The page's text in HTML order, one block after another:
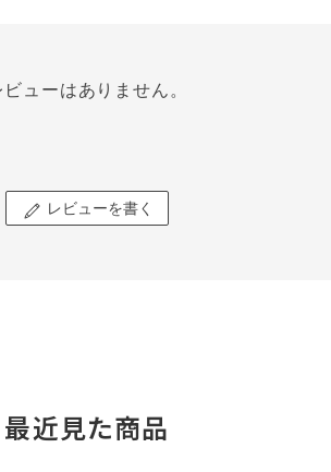
ビューはありません。
レビューを書く
最近見た商品